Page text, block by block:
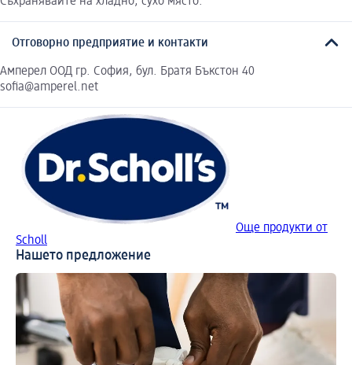
Отговорно предприятие и контакти
Амперел ООД гр. София, бул. Братя Бъкстон 40
sofia@amperel.net
Още продукти от
Scholl
Нашето предложение